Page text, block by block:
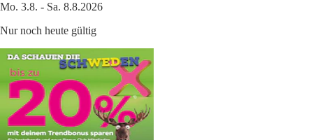
Mo. 3.8. - Sa. 8.8.2026
Nur noch heute gültig